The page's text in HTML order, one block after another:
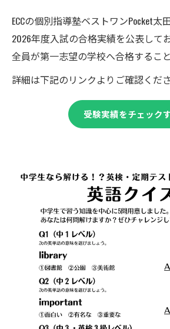
ECCの個別指導塾ベストワンPocket太
2026年度入試の合格実績を公表して
全員が第一志望の学校へ合格するこ
詳細は下記のリンクよりご確認くださ
受験実績をチェック